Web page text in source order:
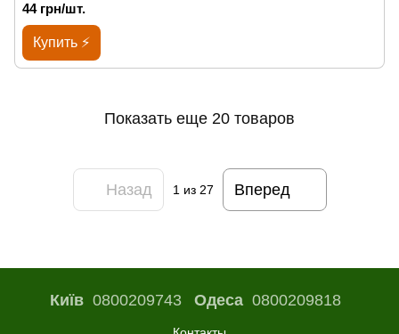
44 грн/шт.
Купить ⚡
Показать еще 20 товаров
Назад 1 из 27 Вперед
Київ0800209743 Одеса0800209818